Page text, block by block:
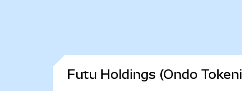
Futu Holdings (Ondo